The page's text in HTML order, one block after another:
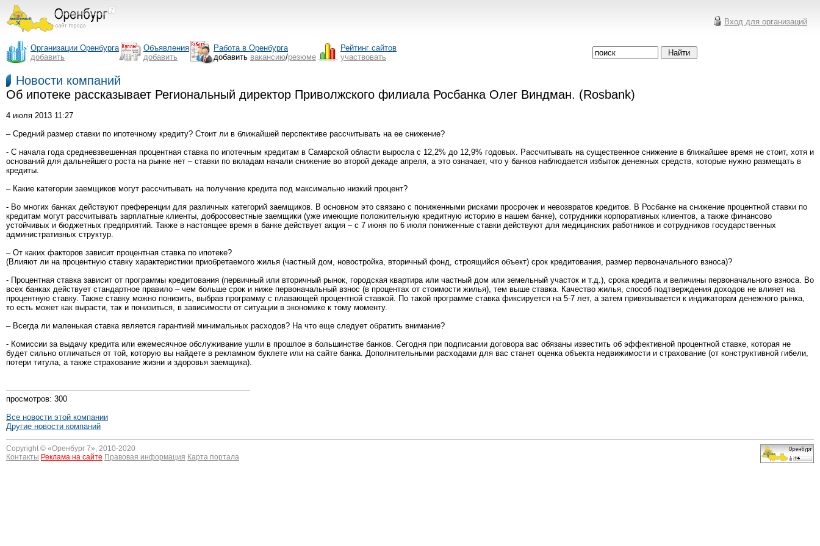
Вход для организаций
Организации Оренбурга
добавить
Объявления
добавить
Работа в Оренбурга
добавить вакансию/резюме
Рейтинг сайтов
участвовать
Новости компаний
Об ипотеке рассказывает Региональный директор Приволжского филиала Росбанка Олег Виндман. (Rosbank)
4 июля 2013 11:27
– Средний размер ставки по ипотечному кредиту? Стоит ли в ближайшей перспективе рассчитывать на ее снижение?
- С начала года средневзвешенная процентная ставка по ипотечным кредитам в Самарской области выросла с 12,2% до 12,9% годовых. Рассчитывать на существенное снижение в ближайшее время не стоит, хотя и
оснований для дальнейшего роста на рынке нет – ставки по вкладам начали снижение во второй декаде апреля, а это означает, что у банков наблюдается избыток денежных средств, которые нужно размещать в
кредиты.
– Какие категории заемщиков могут рассчитывать на получение кредита под максимально низкий процент?
- Во многих банках действуют преференции для различных категорий заемщиков. В основном это связано с пониженными рисками просрочек и невозвратов кредитов. В Росбанке на снижение процентной ставки по
кредитам могут рассчитывать зарплатные клиенты, добросовестные заемщики (уже имеющие положительную кредитную историю в нашем банке), сотрудники корпоративных клиентов, а также финансово
устойчивых и бюджетных предприятий. Также в настоящее время в банке действует акция – с 7 июня по 6 июля пониженные ставки действуют для медицинских работников и сотрудников государственных
административных структур.
– От каких факторов зависит процентная ставка по ипотеке?
(Влияют ли на процентную ставку характеристики приобретаемого жилья (частный дом, новостройка, вторичный фонд, строящийся объект) срок кредитования, размер первоначального взноса)?
- Процентная ставка зависит от программы кредитования (первичный или вторичный рынок, городская квартира или частный дом или земельный участок и т.д.), срока кредита и величины первоначального взноса. Во
всех банках действует стандартное правило – чем больше срок и ниже первоначальный взнос (в процентах от стоимости жилья), тем выше ставка. Качество жилья, способ подтверждения доходов не влияет на
процентную ставку. Также ставку можно понизить, выбрав программу с плавающей процентной ставкой. По такой программе ставка фиксируется на 5-7 лет, а затем привязывается к индикаторам денежного рынка,
то есть может как вырасти, так и понизиться, в зависимости от ситуации в экономике к тому моменту.
– Всегда ли маленькая ставка является гарантией минимальных расходов? На что еще следует обратить внимание?
- Комиссии за выдачу кредита или ежемесячное обслуживание ушли в прошлое в большинстве банков. Сегодня при подписании договора вас обязаны известить об эффективной процентной ставке, которая не
будет сильно отличаться от той, которую вы найдете в рекламном буклете или на сайте банка. Дополнительными расходами для вас станет оценка объекта недвижимости и страхование (от конструктивной гибели,
потери титула, а также страхование жизни и здоровья заемщика).
просмотров: 300
Все новости этой компании
Другие новости компаний
Copyright © «Оренбург 7», 2010-2020
Контакты Реклама на сайте Правовая информация Карта портала